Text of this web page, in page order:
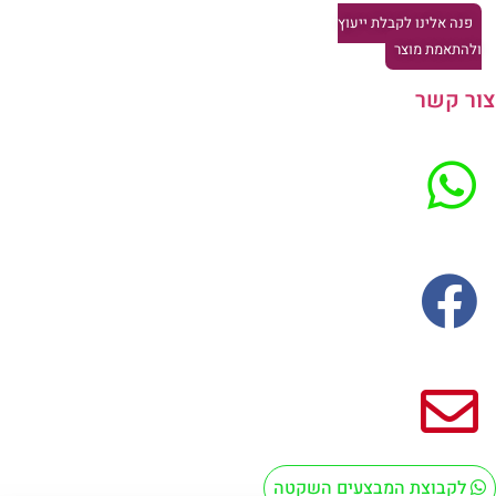
פנה אלינו לקבלת ייעוץ
מוצר
קשר
לקבוצת המבצעים השקטה